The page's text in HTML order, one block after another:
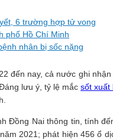
6 trường hợp tử vong
phố Hồ Chí Minh
nhân bị sốc nặng
đến nay, cả nước ghi
lưu ý, tỷ lệ mắc sốt xuất
Đồng Nai thông tin, tính
2021; phát hiện 456 ổ